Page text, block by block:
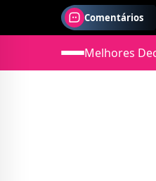
Comentários
Melhores